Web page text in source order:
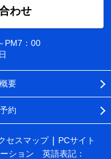
わせ
PM7：00
要
約
セスマップ
PCサイト
ション 英語表記：